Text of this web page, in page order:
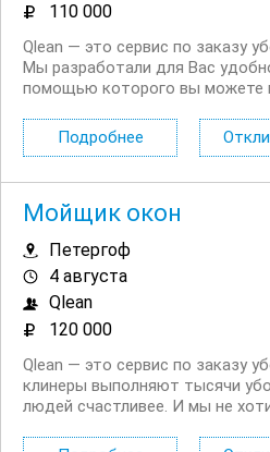
110 000
Qlean — это сервис по заказу
Мы разработали для Вас
помощью которого вы можете
уборку: поддерживающая
убирает комнаты, кухню,
Подробнее
Мойщик окон
Петергоф
4 августа
Qlean
120 000
Qlean — это сервис по заказу
клинеры выполняют тысячи
людей счастливее. И мы не
нуждаемся именно в вас. Что